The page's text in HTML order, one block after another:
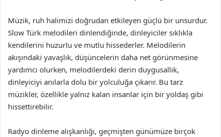
Müzik, ruh halimizi doğrudan etkileyen güçlü bir unsurdur.
Slow Türk melodileri dinlendiğinde, dinleyiciler sıklıkla
kendilerini huzurlu ve mutlu hissederler. Melodilerin
akışındaki yavaşlık, düşüncelerin daha net görünmesine
yardımcı olurken, melodilerdeki derin duygusallık,
dinleyiciyi anılarla dolu bir yolculuğa çıkarır. Bu tarz
müzikler, özellikle yalnız kalan insanlar için bir yoldaş gibi
hissettirebilir.
Radyo dinleme alışkanlığı, geçmişten günümüze birçok